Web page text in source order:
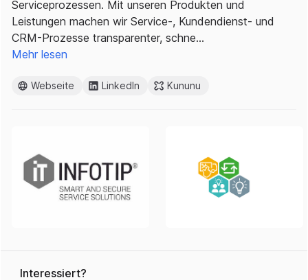
Serviceprozessen. Mit unseren Produkten und
Leistungen machen wir Service-, Kundendienst- und
CRM-Prozesse transparenter, schne…
Mehr lesen
Webseite LinkedIn Kununu
Interessiert?